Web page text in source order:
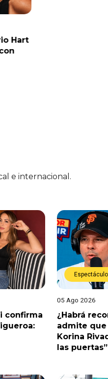
Hart
e internacional.
confirma
05 Ago 2026
¿Habrá
admite
Korina
las puertas”